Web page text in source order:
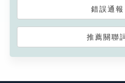
錯誤通報
推薦關聯